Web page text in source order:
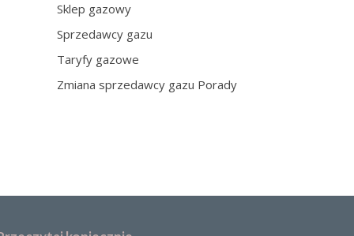
Sklep gazowy
Sprzedawcy gazu
Taryfy gazowe
Zmiana sprzedawcy gazu Porady